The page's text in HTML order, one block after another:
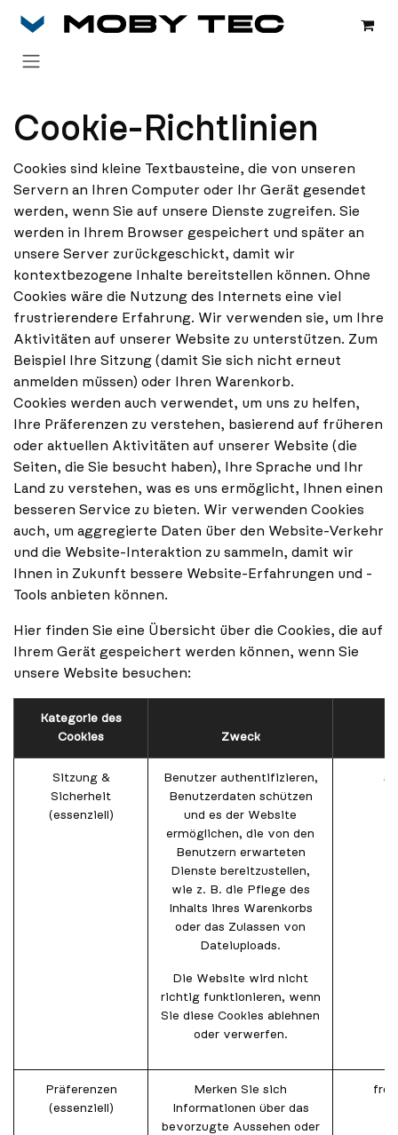
Cookie-Richtlinien
Cookies sind kleine Textbausteine, die von unseren
Servern an Ihren Computer oder Ihr Gerät gesendet
werden, wenn Sie auf unsere Dienste zugreifen. Sie
werden in Ihrem Browser gespeichert und später an
unsere Server zurückgeschickt, damit wir
kontextbezogene Inhalte bereitstellen können. Ohne
Cookies wäre die Nutzung des Internets eine viel
frustrierendere Erfahrung. Wir verwenden sie, um Ihre
Aktivitäten auf unserer Website zu unterstützen. Zum
Beispiel Ihre Sitzung (damit Sie sich nicht erneut
anmelden müssen) oder Ihren Warenkorb.
Cookies werden auch verwendet, um uns zu helfen,
Ihre Präferenzen zu verstehen, basierend auf früheren
oder aktuellen Aktivitäten auf unserer Website (die
Seiten, die Sie besucht haben), Ihre Sprache und Ihr
Land zu verstehen, was es uns ermöglicht, Ihnen einen
besseren Service zu bieten. Wir verwenden Cookies
auch, um aggregierte Daten über den Website-Verkehr
und die Website-Interaktion zu sammeln, damit wir
Ihnen in Zukunft bessere Website-Erfahrungen und -
Tools anbieten können.
Hier finden Sie eine Übersicht über die Cookies, die auf
Ihrem Gerät gespeichert werden können, wenn Sie
unsere Website besuchen:
Kategorie des
Cookies
Zweck
Sitzung &
Sicherheit
(essenziell)
Benutzer authentifizieren,
Benutzerdaten schützen
und es der Website
ermöglichen, die von den
Benutzern erwarteten
Dienste bereitzustellen,
wie z. B. die Pflege des
Inhalts ihres Warenkorbs
oder das Zulassen von
Dateiuploads.
Die Website wird nicht
richtig funktionieren, wenn
Sie diese Cookies ablehnen
oder verwerfen.
Präferenzen
(essenziell)
Merken Sie sich
Informationen über das
bevorzugte Aussehen oder